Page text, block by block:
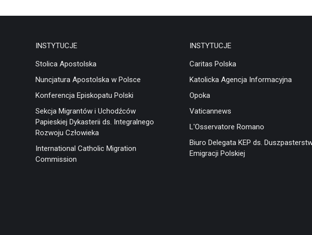
INSTYTUCJE
Stolica Apostolska
Nuncjatura Apostolska w Polsce
Konferencja Episkopatu Polski
Sekcja Migrantów i Uchodźców
Papieskiej Dykasterii ds. Integralnego
Rozwoju Człowieka
International Catholic Migration
Commission
INSTYTUCJE
Caritas Polska
Katolicka Agencja Informacyjna
Opoka
Vaticannews
L'Osservatore Romano
Biuro Delegata KEP ds.
Emigracji Polskiej